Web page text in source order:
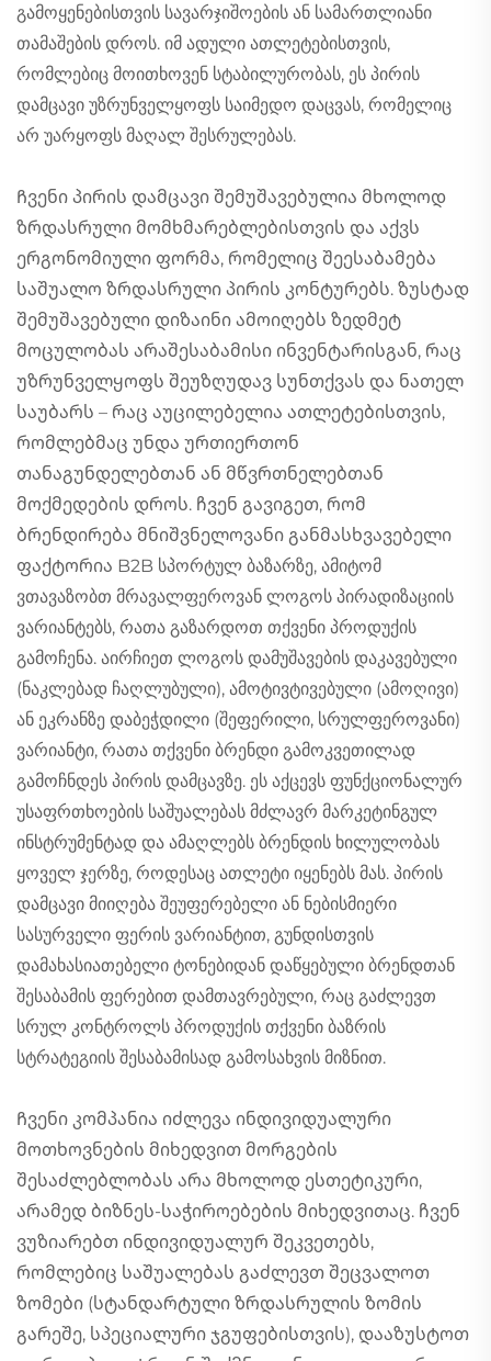
გამოყენებისთვის სავარჯიშოების ან სამართლიანი
თამაშების დროს. იმ ადული ათლეტებისთვის,
რომლებიც მოითხოვენ სტაბილურობას, ეს პირის
დამცავი უზრუნველყოფს საიმედო დაცვას, რომელიც
არ უარყოფს მაღალ შესრულებას.
Ჩვენი პირის დამცავი შემუშავებულია მხოლოდ
ზრდასრული მომხმარებლებისთვის და აქვს
ერგონომიული ფორმა, რომელიც შეესაბამება
საშუალო ზრდასრული პირის კონტურებს. ზუსტად
შემუშავებული დიზაინი ამოიღებს ზედმეტ
მოცულობას არაშესაბამისი ინვენტარისგან, რაც
უზრუნველყოფს შეუზღუდავ სუნთქვას და ნათელ
საუბარს – რაც აუცილებელია ათლეტებისთვის,
რომლებმაც უნდა ურთიერთონ
თანაგუნდელებთან ან მწვრთნელებთან
მოქმედების დროს. ჩვენ გავიგეთ, რომ
ბრენდირება მნიშვნელოვანი განმასხვავებელი
ფაქტორია B2B სპორტულ ბაზარზე, ამიტომ
ვთავაზობთ მრავალფეროვან ლოგოს პირადიზაციის
ვარიანტებს, რათა გაზარდოთ თქვენი პროდუქის
გამოჩენა. აირჩიეთ ლოგოს დამუშავების დაკავებული
(ნაკლებად ჩაღლუბული), ამოტივტივებული (ამოღივი)
ან ეკრანზე დაბეჭდილი (შეფერილი, სრულფეროვანი)
ვარიანტი, რათა თქვენი ბრენდი გამოკვეთილად
გამოჩნდეს პირის დამცავზე. ეს აქცევს ფუნქციონალურ
უსაფრთხოების საშუალებას მძლავრ მარკეტინგულ
ინსტრუმენტად და ამაღლებს ბრენდის ხილულობას
ყოველ ჯერზე, როდესაც ათლეტი იყენებს მას. პირის
დამცავი მიიღება შეუფერებელი ან ნებისმიერი
სასურველი ფერის ვარიანტით, გუნდისთვის
დამახასიათებელი ტონებიდან დაწყებული ბრენდთან
შესაბამის ფერებით დამთავრებული, რაც გაძლევთ
სრულ კონტროლს პროდუქის თქვენი ბაზრის
სტრატეგიის შესაბამისად გამოსახვის მიზნით.
Ჩვენი კომპანია იძლევა ინდივიდუალური
მოთხოვნების მიხედვით მორგების
შესაძლებლობას არა მხოლოდ ესთეტიკური,
არამედ ბიზნეს-საჭიროებების მიხედვითაც. ჩვენ
ვუზიარებთ ინდივიდუალურ შეკვეთებს,
რომლებიც საშუალებას გაძლევთ შეცვალოთ
ზომები (სტანდარტული ზრდასრულის ზომის
გარეშე, სპეციალური ჯგუფებისთვის), დააზუსტოთ